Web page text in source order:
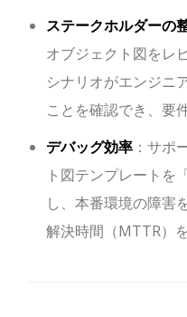
ステークホルダーの
オブジェクト図をレ
シナリオがエンジニ
ことを確認でき、要
デバッグ効率 ：サポ
ト図テンプレートを
し、本番環境の障害
解決時間（MTTR）